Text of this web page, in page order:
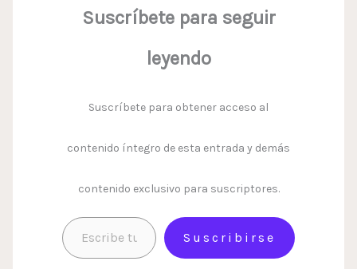
Suscríbete para seguir
leyendo
Suscríbete para obtener acceso al
contenido íntegro de esta entrada y demás
contenido exclusivo para suscriptores.
Suscribirse